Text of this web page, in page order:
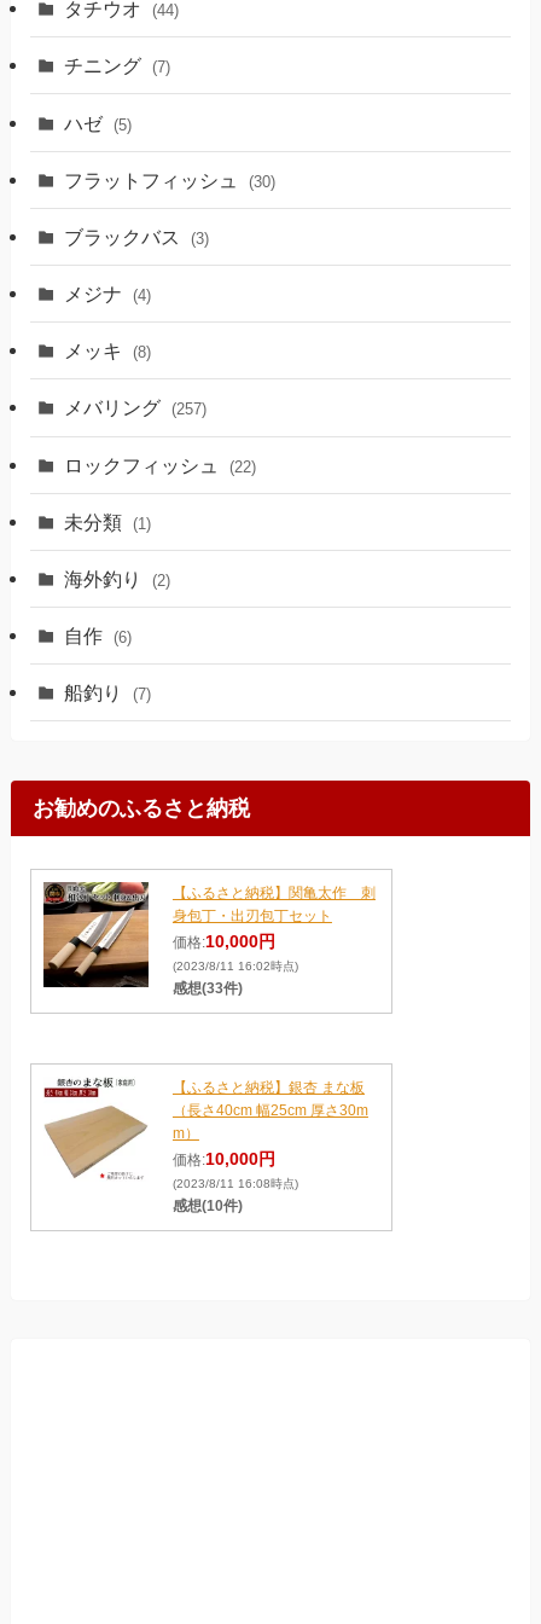
タチウオ (44)
チニング (7)
ハゼ (5)
フラットフィッシュ (30)
ブラックバス (3)
メジナ (4)
メッキ (8)
メバリング (257)
ロックフィッシュ (22)
未分類 (1)
海外釣り (2)
自作 (6)
船釣り (7)
お勧めのふるさと納税
【ふるさと納税】関亀太作 刺
身包丁・出刃包丁セット
価格:10,000円
(2023/8/11 16:02時点)
感想(33件)
【ふるさと納税】銀杏 まな板
（長さ40cm 幅25cm 厚さ30m
m）
価格:10,000円
(2023/8/11 16:08時点)
感想(10件)